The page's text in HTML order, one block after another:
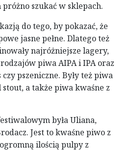
szukać w sklepach.
do tego, by pokazać, że
jasne pełne. Dlatego też
najróżniejsze lagery,
piwa AIPA i IPA oraz
pszeniczne. Były też piwa
a także piwa kwaśne z
była Uliana,
Jest to kwaśne piwo z
ilością pulpy z